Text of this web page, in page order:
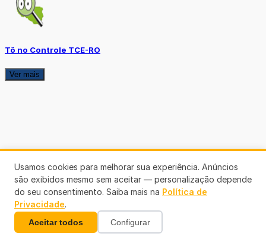
Tô no Controle TCE-RO
Ver mais
Usamos cookies para melhorar sua experiência. Anúncios
são exibidos mesmo sem aceitar — personalização depende
do seu consentimento. Saiba mais na Política de
Privacidade.
Aceitar todos Configurar